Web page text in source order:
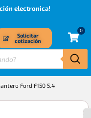
electronica!
Solicitar
cotización
0
Ford F150 5.4